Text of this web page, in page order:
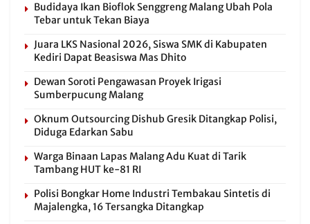
Budidaya Ikan Bioflok Senggreng Malang Ubah Pola
Tebar untuk Tekan Biaya
Juara LKS Nasional 2026, Siswa SMK di Kabupaten
Kediri Dapat Beasiswa Mas Dhito
Dewan Soroti Pengawasan Proyek Irigasi
Sumberpucung Malang
Oknum Outsourcing Dishub Gresik Ditangkap Polisi,
Diduga Edarkan Sabu
Warga Binaan Lapas Malang Adu Kuat di Tarik
Tambang HUT ke-81 RI
Polisi Bongkar Home Industri Tembakau Sintetis di
Majalengka, 16 Tersangka Ditangkap